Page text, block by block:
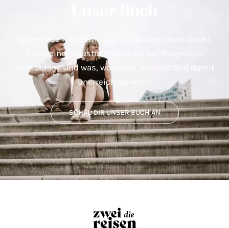
Wie erlebe ich kleine und große Abenteuer direkt
vor meiner Haustür? Muss ich auf Flugreisen
verzichten? Und was, wenn der Traumstrand damit
unerreichbar wird?
SCHAU DIR UNSER BUCH AN